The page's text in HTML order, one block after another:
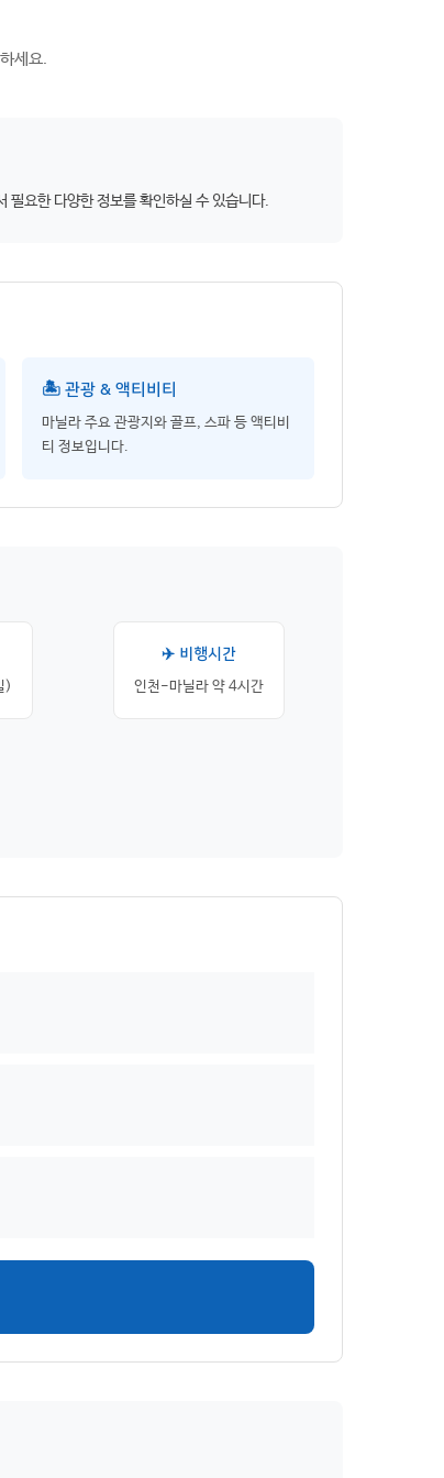
세요.
필요한 다양한 정보를 확인하실 수 있습니다.
🏝️ 관광 & 액티비티
마닐라 주요 관광지와 골프, 스파 등 액티비
티 정보입니다.
)
✈️ 비행시간
인천-마닐라 약 4시간